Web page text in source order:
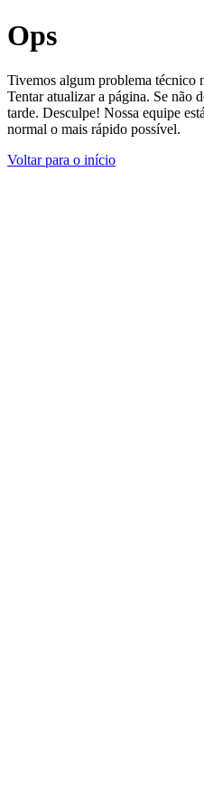
Ops
Tivemos algum problema técnico
Tentar atualizar a página. Se não
tarde. Desculpe! Nossa equipe
normal o mais rápido possível.
Voltar para o início